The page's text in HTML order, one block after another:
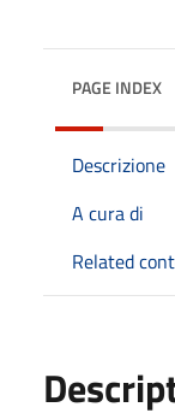
PAGE INDEX
Descrizione
A cura di
Related